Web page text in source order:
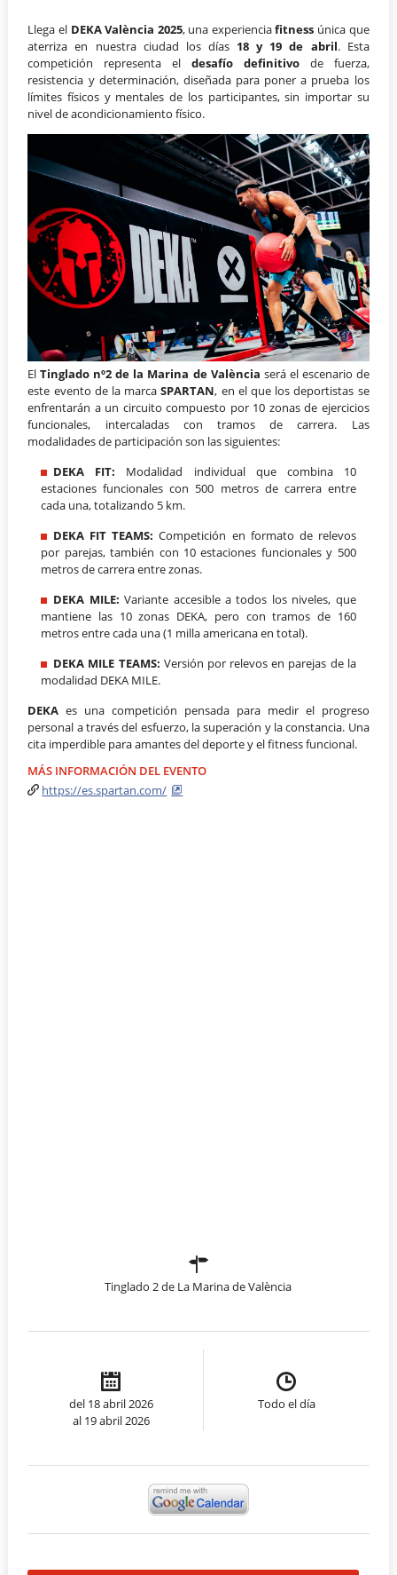
Llega el DEKA València 2025, una experienciafitness única que
aterriza en nuestra ciudad los días 18 y 19 de abril. Esta
competición representa el desafío definitivode fuerza,
resistencia y determinación, diseñada para poner a prueba los
límites físicos y mentales de los participantes, sin importar su
nivel de acondicionamiento físico.
ElTinglado nº2 de la Marina de València será el escenario de
este evento de la marcaSPARTAN, en el que los deportistas se
enfrentarán a un circuito compuesto por 10 zonas de ejercicios
funcionales, intercaladas con tramos de carrera. Las
modalidades de participación son las siguientes:
DEKA FIT: Modalidad individual que combina 10
estaciones funcionales con 500 metros de carrera entre
cada una, totalizando 5 km.
DEKA FIT TEAMS: Competición en formato de relevos
por parejas, también con 10 estaciones funcionales y 500
metros de carrera entre zonas.
DEKA MILE: Variante accesible a todos los niveles, que
mantiene las 10 zonas DEKA, pero con tramos de 160
metros entre cada una (1 milla americana en total).
DEKA MILE TEAMS: Versión por relevos en parejas de la
modalidad DEKA MILE.
DEKA es una competición pensada para medir el progreso
personal a través del esfuerzo, la superación y la constancia. Una
cita imperdible para amantes del deporte y el fitness funcional.
MÁS INFORMACIÓN DEL EVENTO
https://es.spartan.com/
Tinglado 2 de La Marina de València
del 18 abril 2026
al 19 abril 2026
Todo el día